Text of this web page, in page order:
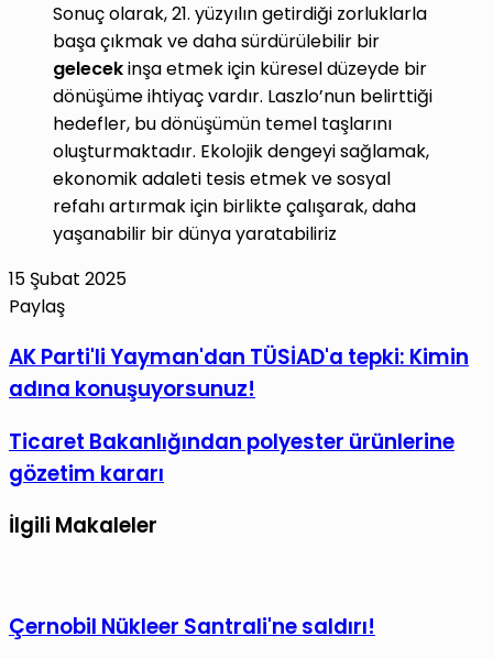
Sonuç olarak, 21. yüzyılın getirdiği zorluklarla
başa çıkmak ve daha sürdürülebilir bir
gelecekinşa etmek için küresel düzeyde bir
dönüşüme ihtiyaç vardır. Laszlo’nun belirttiği
hedefler, bu dönüşümün temel taşlarını
oluşturmaktadır. Ekolojik dengeyi sağlamak,
ekonomik adaleti tesis etmek ve sosyal
refahı artırmak için birlikte çalışarak, daha
yaşanabilir bir dünya yaratabiliriz
15 Şubat 2025
Paylaş
Posta
ile
AK
Parti'li
TÜSİAD'a
tepki:
Kimin
adına
konuşuyorsunuz!
AK Parti'li Yayman'dan TÜSİAD'a tepki: Kimin
adına konuşuyorsunuz!
Ticaret
Bakanlığından
polyester
ürünlerine
Ticaret Bakanlığından polyester ürünlerine
gözetim kararı
İlgili Makaleler
Çernobil Nükleer Santrali'ne saldırı!